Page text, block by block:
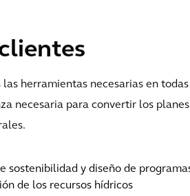
herramientas necesarias en
necesaria para convertir los
sostenibilidad y diseño de
de los recursos hídricos